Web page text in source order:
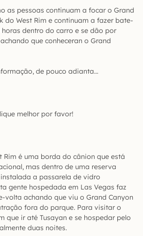
as pessoas continuam a focar o Grand
do West Rim e continuam a fazer bate-
dentro do carro e se dão por
que conheceran o Grand
de pouco adianta…
melhor por favor!
Rim é uma borda do cânion que está
mas dentro de uma reserva
a passarela de vidro
gente hospedada em Las Vegas faz
volta achando que viu o Grand Canyon
fora do parque. Para visitar o
que ir até Tusayan e se hospedar pelo
duas noites.